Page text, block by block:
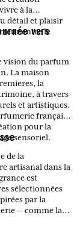
à la
détail et plaisir
entre le
vers
vision du parfum
La maison
la
à travers
et artistiques.
française
pour la
sensoriel.
de la
artisanal dans la
est
sélectionnées
par la
— comme la
à des notes